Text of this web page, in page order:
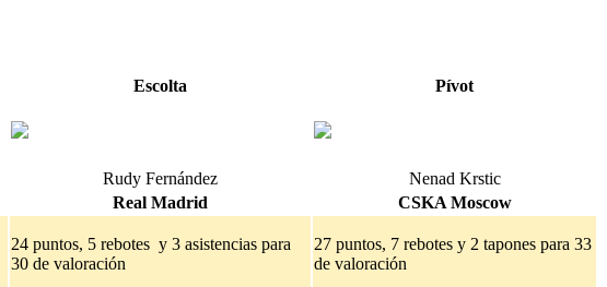
Escolta Pívot
Rudy Fernández
Nenad Krstic
Real Madrid CSKA Moscow
24 puntos, 5 rebotes y 3 asistencias para
30 de valoración
27 puntos, 7 rebotes y 2 tapones para 33
de valoración